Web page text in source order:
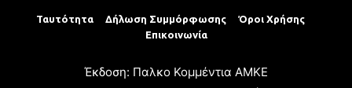
Ταυτότητα Δήλωση Συμμόρφωσης
Όροι Χρήσης
Επικοινωνία
Έκδοση: Παλκο Κομμέντια ΑΜΚΕ